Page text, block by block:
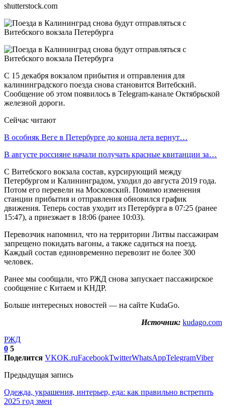
shutterstock.com
С 15 декабря вокзалом прибытия и отправления для
калининградского поезда снова становится Витебский.
Сообщение об этом появилось в Telegram-канале Октябрьской
железной дороги.
Сейчас читают
В особняк Веге в Петербурге до конца лета вернут…
В августе россияне начали получать красные квитанции за…
С Витебского вокзала состав, курсирующий между
Петербургом и Калининградом, уходил до августа 2019 года.
Потом его перевели на Московский. Помимо изменения
станции прибытия и отправления обновился график
движения. Теперь состав уходит из Петербурга в 07:25 (ранее
15:47), а приезжает в 18:06 (ранее 10:03).
Перевозчик напомнил, что на территории Литвы пассажирам
запрещено покидать вагоны, а также садиться на поезд.
Каждый состав единовременно перевозит не более 300
человек.
Ранее мы сообщали, что РЖД снова запускает пассажирское
сообщение с Китаем и КНДР.
Больше интересных новостей — на сайте KudaGo.
Источник: kudago.com
РЖД
0 5
Поделится VKOK.ruFacebookTwitterWhatsAppTelegramViber
Предыдущая запись
Одежда, украшения, интерьер, еда: как правильно встретить
2025 год змеи